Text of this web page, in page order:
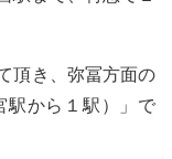
頂き、弥冨方面の
駅から１駅）」で